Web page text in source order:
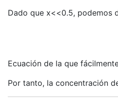
Dado que x<<0.5, podemos
Ecuación de la que
Por tanto, la concentración